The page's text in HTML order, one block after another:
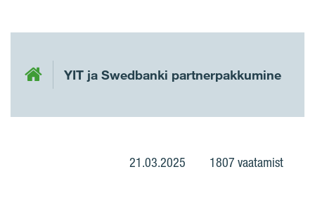
YIT ja Swedbanki partnerpakkumine
21.03.2025 1807 vaatamist